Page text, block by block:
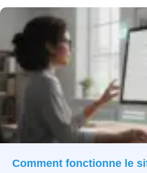
Comment fonctionne le